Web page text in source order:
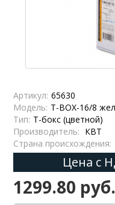
Артикул: 65630
Модель: Т-BOX-16/8
Тип: Т-бокс (цветной)
Производитель: КВТ
Страна происхождения:
Цена с
1299.80 руб.